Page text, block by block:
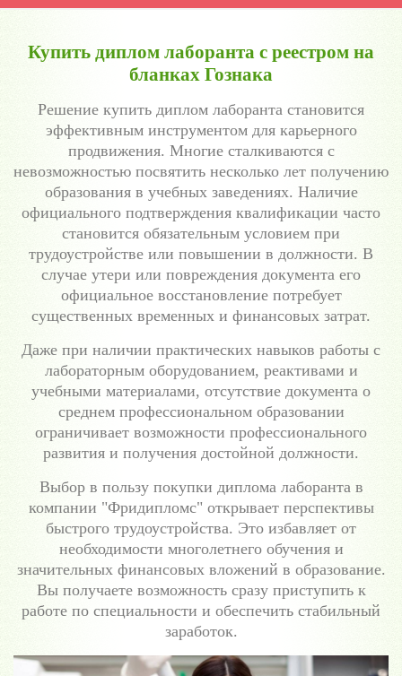
Купить диплом лаборанта с реестром на
бланках Гознака
Решение купить диплом лаборанта становится
эффективным инструментом для карьерного
продвижения. Многие сталкиваются с
невозможностью посвятить несколько лет получению
образования в учебных заведениях. Наличие
официального подтверждения квалификации часто
становится обязательным условием при
трудоустройстве или повышении в должности. В
случае утери или повреждения документа его
официальное восстановление потребует
существенных временных и финансовых затрат.
Даже при наличии практических навыков работы с
лабораторным оборудованием, реактивами и
учебными материалами, отсутствие документа о
среднем профессиональном образовании
ограничивает возможности профессионального
развития и получения достойной должности.
Выбор в пользу покупки диплома лаборанта в
компании "Фридипломс" открывает перспективы
быстрого трудоустройства. Это избавляет от
необходимости многолетнего обучения и
значительных финансовых вложений в образование.
Вы получаете возможность сразу приступить к
работе по специальности и обеспечить стабильный
заработок.